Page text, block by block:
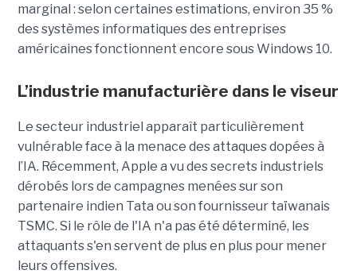
marginal : selon certaines estimations, environ 35 %
des systèmes informatiques des entreprises
américaines fonctionnent encore sous Windows 10.
L’industrie manufacturière dans le viseur
Le secteur industriel apparaît particulièrement
vulnérable face à la menace des attaques dopées à
l’IA. Récemment, Apple a vu des secrets industriels
dérobés lors de campagnes menées sur son
partenaire indien Tata ou son fournisseur taïwanais
TSMC. Si le rôle de l'IA n'a pas été déterminé, les
attaquants s'en servent de plus en plus pour mener
leurs offensives.